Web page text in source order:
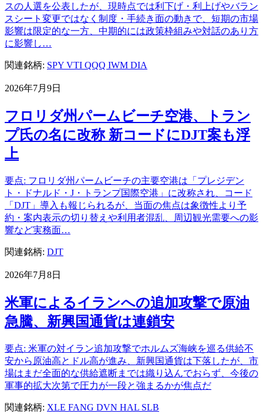
スの人選を公表したが、現時点では利下げ・利上げやバラン
スシート変更ではなく制度・手続き面の動きで、短期の市場
影響は限定的な一方、中期的には政策枠組みや対話のあり方
に影響し…
関連銘柄: SPY VTI QQQ IWM DIA
2026年7月9日
フロリダ州パームビーチ空港、トラン
プ氏の名に改称 新コードにDJT案も浮
上
要点: フロリダ州パームビーチの主要空港は「プレジデン
ト・ドナルド・J・トランプ国際空港」に改称され、コード
「DJT」導入も報じられるが、当面の焦点は象徴性より予
約・案内表示の切り替えや利用者混乱、周辺観光需要への影
響など実務面…
関連銘柄: DJT
2026年7月8日
米軍によるイランへの追加攻撃で原油
急騰、新興国通貨は連鎖安
要点: 米軍の対イラン追加攻撃でホルムズ海峡を巡る供給不
安から原油高とドル高が進み、新興国通貨は下落したが、市
場はまだ全面的な供給遮断までは織り込んでおらず、今後の
軍事的拡大次第で圧力が一段と強まるかが焦点だ
関連銘柄: XLE FANG DVN HAL SLB